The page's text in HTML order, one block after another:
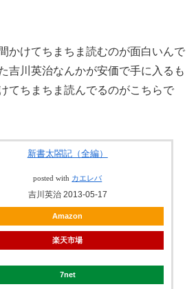
かけてちまちま読むのが面白いんで
吉川英治なんかが安価で手に入るも
てちまちま読んでるのがこちらで
新書太閤記（全編）
posted with カエレバ
吉川英治 2013-05-17
Amazon
楽天市場
7net